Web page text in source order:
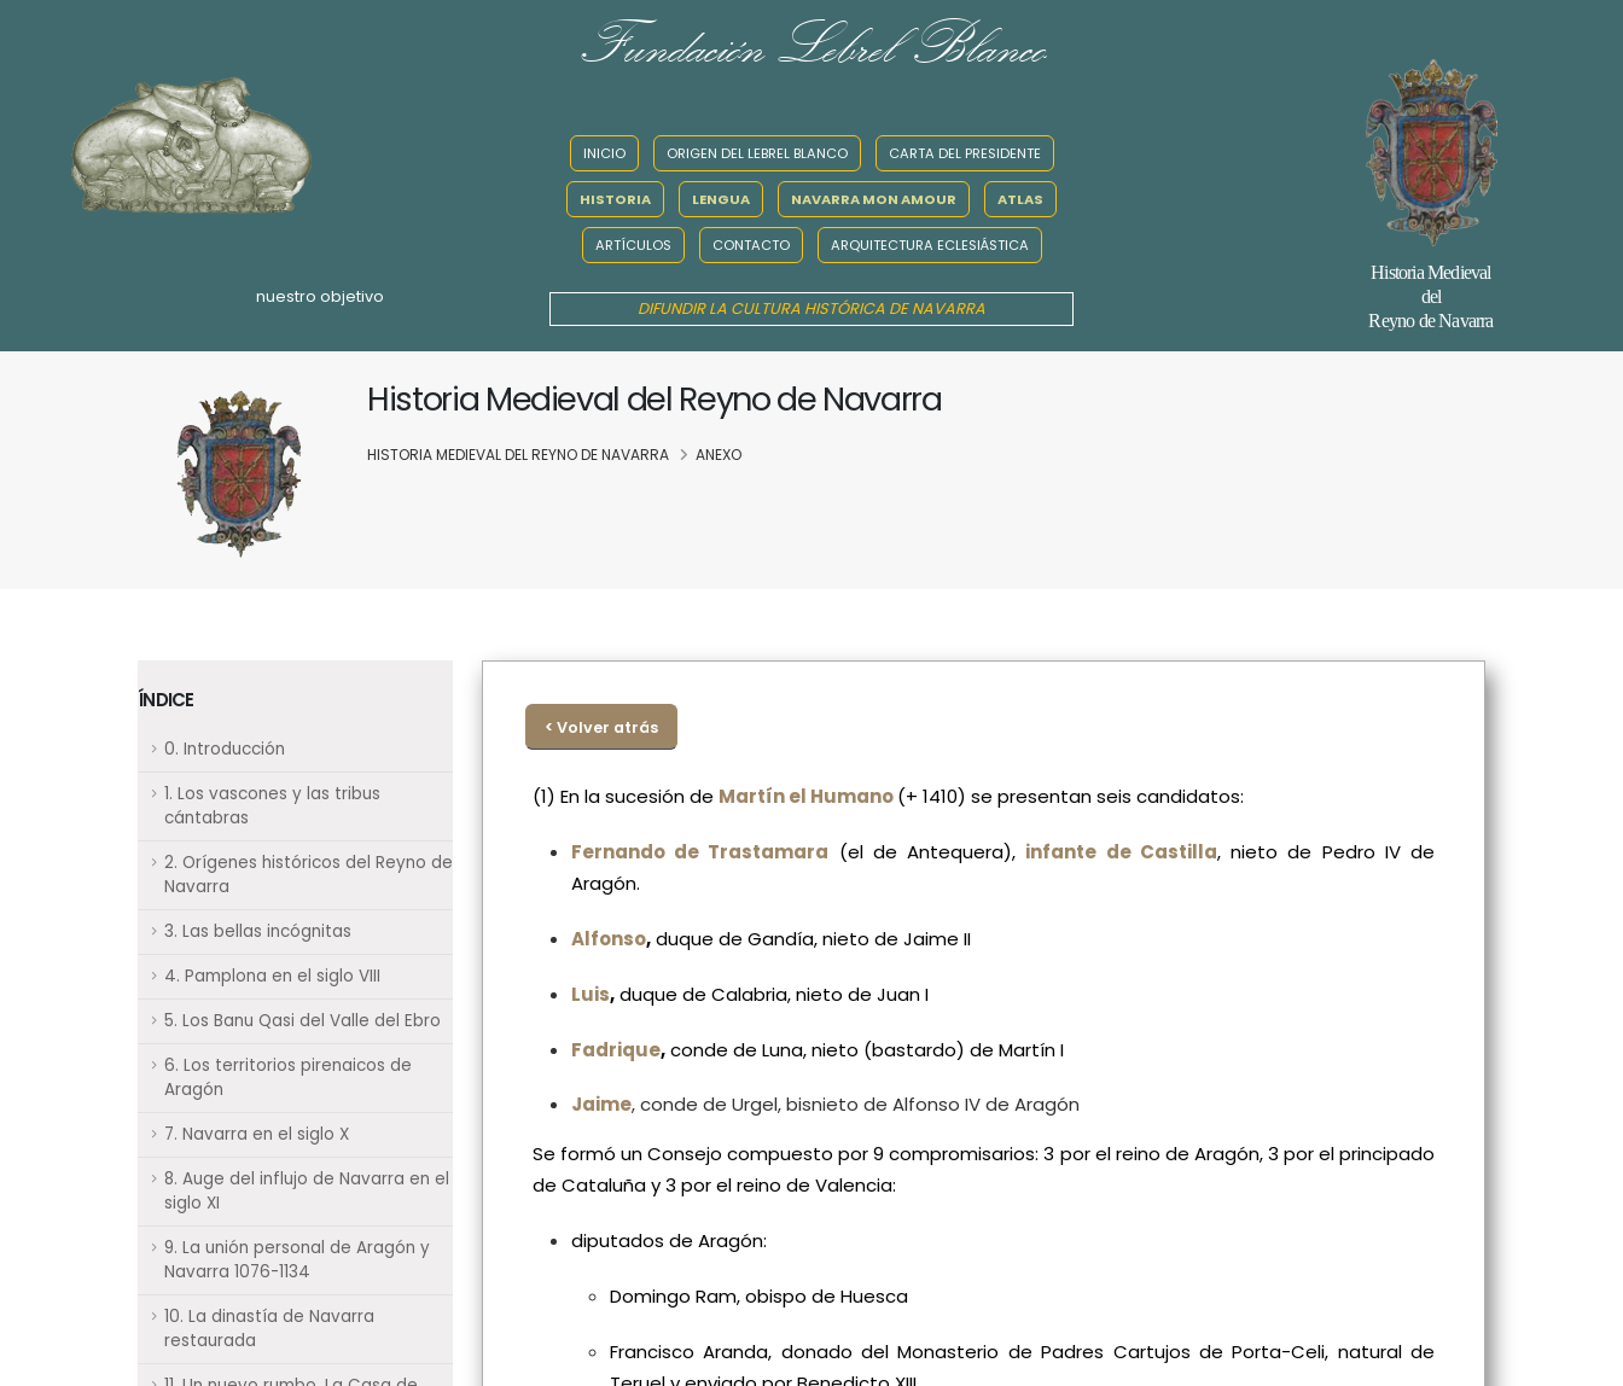
nuestro objetivo
Fundación Lebrel Blanco
INICIO ORIGEN DEL LEBREL BLANCO CARTA DEL PRESIDENTE
HISTORIA LENGUA NAVARRA MON AMOUR ATLAS
ARTÍCULOS CONTACTO ARQUITECTURA ECLESIÁSTICA
DIFUNDIR LA CULTURA HISTÓRICA DE NAVARRA
Historia Medieval
del
Reyno de Navarra
Historia Medieval del Reyno de Navarra
HISTORIA MEDIEVAL DEL REYNO DE NAVARRA ANEXO
ÍNDICE
0. Introducción
1. Los vascones y las tribus
cántabras
2. Orígenes históricos del Reyno de
Navarra
3. Las bellas incógnitas
4. Pamplona en el siglo VIII
5. Los Banu Qasi del Valle del Ebro
6. Los territorios pirenaicos de
Aragón
7. Navarra en el siglo X
8. Auge del influjo de Navarra en el
siglo XI
9. La unión personal de Aragón y
Navarra 1076-1134
10. La dinastía de Navarra
restaurada
< Volver atrás
(1) En la sucesión de Martín el Humano(+ 1410) se presentan seis candidatos:
Fernando de Trastamara (el de Antequera), infante de Castilla, nieto de Pedro IV de
Aragón.
Alfonso,duque de Gandía, nieto de Jaime II
Luis,duque de Calabria, nieto de Juan I
Fadrique,conde de Luna, nieto (bastardo) de Martín I
Jaime, conde de Urgel, bisnieto de Alfonso IV de Aragón
Se formó un Consejo compuesto por 9 compromisarios: 3 por el reino de Aragón, 3 por el principado
de Cataluña y 3 por el reino de Valencia:
diputados de Aragón:
Domingo Ram, obispo de Huesca
Francisco Aranda, donado del Monasterio de Padres Cartujos de Porta-Celi, natural de